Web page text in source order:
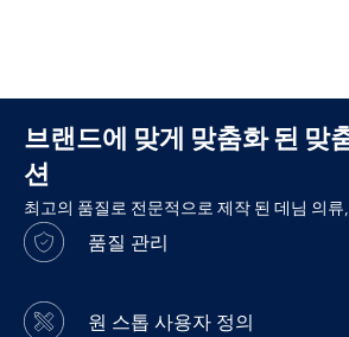
브랜드에 맞게 맞춤화 된 맞
션
최고의 품질로 전문적으로 제작 된 데님 의
품질 관리
원 스톱 사용자 정의